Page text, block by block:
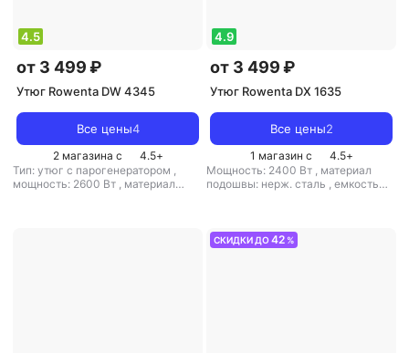
4.5
от 3 499 ₽
Утюг Rowenta DW 4345
Все цены4
2 магазина с 4.5+
Тип: утюг с парогенератором ,
мощность: 2600 Вт , материал
4.9
от 3 499 ₽
Утюг Rowenta DX 1635
Все цены2
1 магазин с 4.5+
Мощность: 2400 Вт , материал
подошвы: нерж. сталь , емкость
СКИДКИ ДО42 %